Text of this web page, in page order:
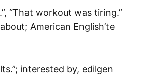
“That workout was tiring.”
American English’te
interested by, edilgen